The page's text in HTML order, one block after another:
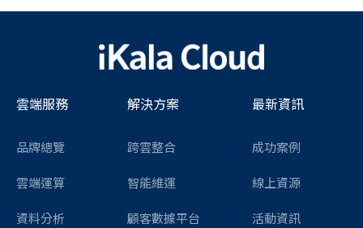
雲端服務
品牌總覽
雲端運算
資料分析
解決方案
跨雲整合
智能維運
顧客數據平台
最新資訊
成功案例
線上資源
活動資訊